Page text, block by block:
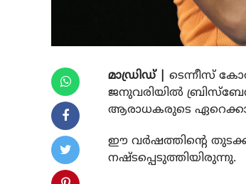
മാഡ്രിഡ് |
ടെന്നീസ്
ജനുവരിയില്‍
ആരാധകരുടെ
ഈ വര്‍ഷത്തിന്റെ
നഷ്ടപ്പെടുത്തിയിരുന്നു.